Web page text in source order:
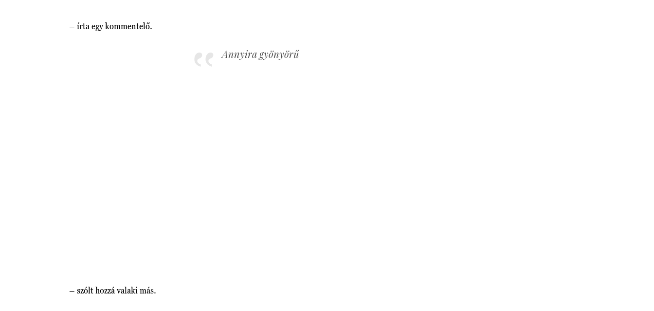
– írta egy kommentelő.
Annyira gyönyörű
– szólt hozzá valaki más.